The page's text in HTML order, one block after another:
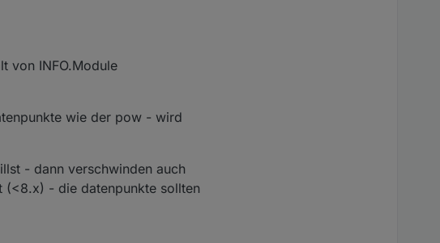
von INFO.Module
wie der pow - wird
- dann verschwinden auch
(<8.x) - die datenpunkte sollten